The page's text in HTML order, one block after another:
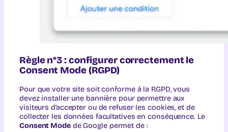
Règle n°3 : configurer correctement le
Consent Mode (RGPD)
Pour que votre site soit conforme à la RGPD, vous
devez installer une bannière pour permettre aux
visiteurs d’accepter ou de refuser les cookies, et de
collecter les données facultatives en conséquence. Le
Consent Modede Google permet de :